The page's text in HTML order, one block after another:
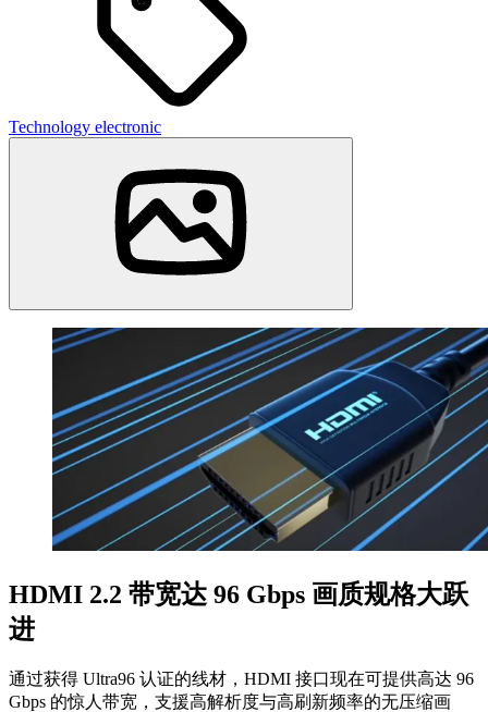
Technology electronic
HDMI 2.2 带宽达 96 Gbps 画质规格大跃
进
通过获得 Ultra96 认证的线材，HDMI 接口现在可提供高达 96
Gbps 的惊人带宽，支援高解​​析度与高刷新频率的无压缩画